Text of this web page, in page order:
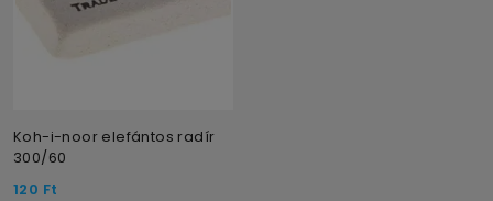
Koh-i-noor elefántos radír
300/60
120 Ft